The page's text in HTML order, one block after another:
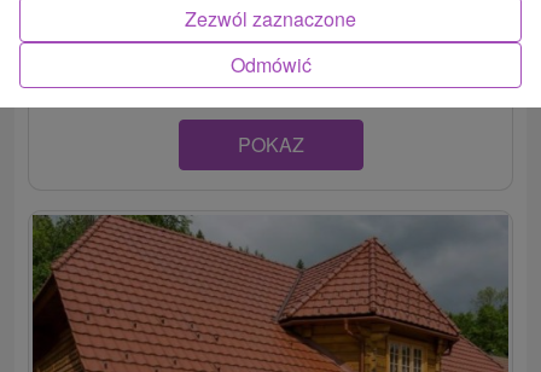
Hľadáte chatu ako z rozprávky? Nájdete ju na Orave, v
rekreačnej oblasti Kubínska hoľa (územie Dolného...
POKAZ
Odmówić
Zezwól zaznaczone